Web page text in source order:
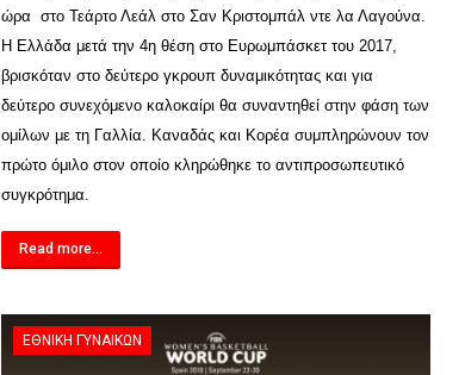
ώρα στο Τεάρτο Λεάλ στο Σαν Κριστομπάλ ντε λα Λαγούνα.
Η Ελλάδα μετά την 4η θέση στο Ευρωμπάσκετ του 2017,
βρισκόταν στο δεύτερο γκρουπ δυναμικότητας και για
δεύτερο συνεχόμενο καλοκαίρι θα συναντηθεί στην φάση των
ομίλων με τη Γαλλία. Καναδάς και Κορέα συμπληρώνουν τον
πρώτο όμιλο στον οποίο κληρώθηκε το αντιπροσωπευτικό
συγκρότημα.
Read more...
ΕΘΝΙΚΉ ΓΥΝΑΙΚΏΝ